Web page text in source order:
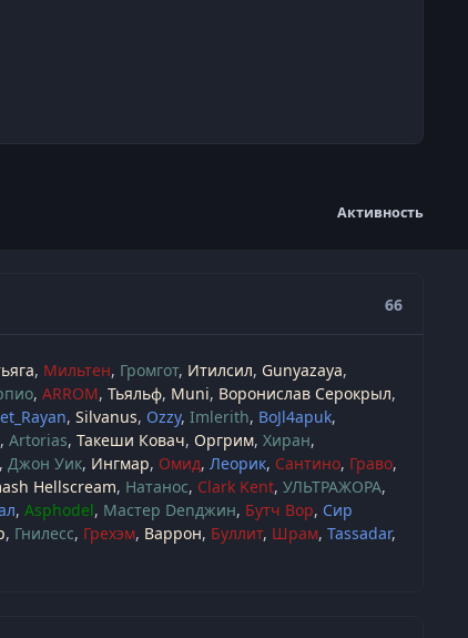
Активность
66
Мильтен Громгот Итилсил Gunyazaya
ARROM Тьяльф Muni Воронислав Серокрыл
Silvanus Ozzy Imlerith BoJl4apuk
Artorias Такеши Ковач Оргрим Хиран
Джон Уик Ингмар Омид Леорик Сантино Граво
Hellscream Натанос Clark Kent УЛЬТРАЖОРА
Asphodel Мастер Denджин Бутч Вор Сир
Гнилесс Грехэм Варрон Буллит Шрам Tassadar